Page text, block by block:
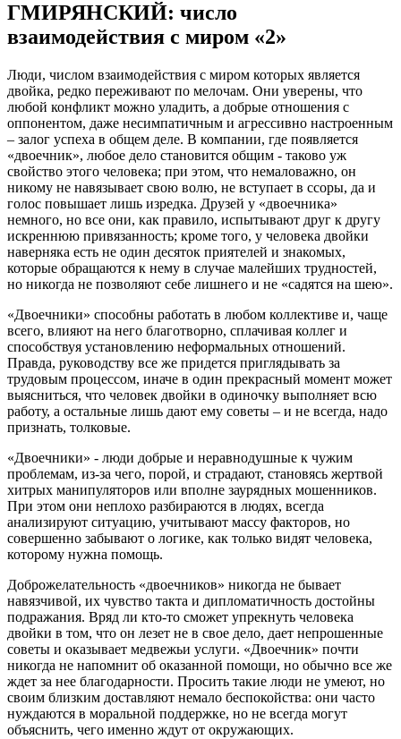
ГМИРЯНСКИЙ: число
взаимодействия с миром «2»
Люди, числом взаимодействия с миром которых является
двойка, редко переживают по мелочам. Они уверены, что
любой конфликт можно уладить, а добрые отношения с
оппонентом, даже несимпатичным и агрессивно настроенным
– залог успеха в общем деле. В компании, где появляется
«двоечник», любое дело становится общим - таково уж
свойство этого человека; при этом, что немаловажно, он
никому не навязывает свою волю, не вступает в ссоры, да и
голос повышает лишь изредка. Друзей у «двоечника»
немного, но все они, как правило, испытывают друг к другу
искреннюю привязанность; кроме того, у человека двойки
наверняка есть не один десяток приятелей и знакомых,
которые обращаются к нему в случае малейших трудностей,
но никогда не позволяют себе лишнего и не «садятся на шею».
«Двоечники» способны работать в любом коллективе и, чаще
всего, влияют на него благотворно, сплачивая коллег и
способствуя установлению неформальных отношений.
Правда, руководству все же придется приглядывать за
трудовым процессом, иначе в один прекрасный момент может
выясниться, что человек двойки в одиночку выполняет всю
работу, а остальные лишь дают ему советы – и не всегда, надо
признать, толковые.
«Двоечники» - люди добрые и неравнодушные к чужим
проблемам, из-за чего, порой, и страдают, становясь жертвой
хитрых манипуляторов или вполне заурядных мошенников.
При этом они неплохо разбираются в людях, всегда
анализируют ситуацию, учитывают массу факторов, но
совершенно забывают о логике, как только видят человека,
которому нужна помощь.
Доброжелательность «двоечников» никогда не бывает
навязчивой, их чувство такта и дипломатичность достойны
подражания. Вряд ли кто-то сможет упрекнуть человека
двойки в том, что он лезет не в свое дело, дает непрошенные
советы и оказывает медвежьи услуги. «Двоечник» почти
никогда не напомнит об оказанной помощи, но обычно все же
ждет за нее благодарности. Просить такие люди не умеют, но
своим близким доставляют немало беспокойства: они часто
нуждаются в моральной поддержке, но не всегда могут
объяснить, чего именно ждут от окружающих.